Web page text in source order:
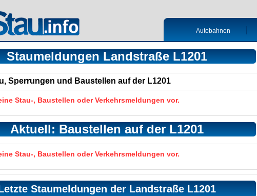
Autobahnen
Staumeldungen Landstraße L1201
Sperrungen und Baustellen auf der L1201
Stau-, Baustellen oder Verkehrsmeldungen vor.
Aktuell: Baustellen auf der L1201
Stau-, Baustellen oder Verkehrsmeldungen vor.
Staumeldungen der Landstraße L1201